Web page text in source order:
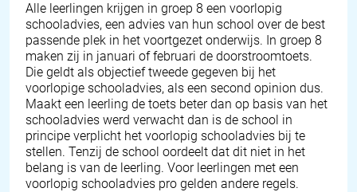
Alle leerlingen krijgen in groep 8 een voorlopig
schooladvies, een advies van hun school over de best
passende plek in het voortgezet onderwijs. In groep 8
maken zij in januari of februari de doorstroomtoets.
Die geldt als objectief tweede gegeven bij het
voorlopige schooladvies, als een second opinion dus.
Maakt een leerling de toets beter dan op basis van het
schooladvies werd verwacht dan is de school in
principe verplicht het voorlopig schooladvies bij te
stellen. Tenzij de school oordeelt dat dit niet in het
belang is van de leerling. Voor leerlingen met een
voorlopig schooladvies pro gelden andere regels.